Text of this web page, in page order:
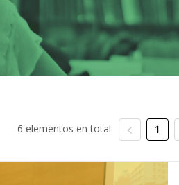
6 elementos en total: 1